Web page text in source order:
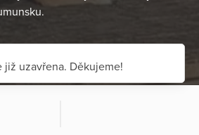
již uzavřena. Děkujeme!